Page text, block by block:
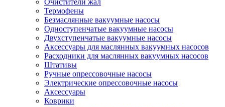
Очистители жал
Термофены
Безмаслянные вакуумные насосы
Одноступенчатые вакуумные насосы
Двухступенчатые вакуумные насосы
Аксессуары для маслянных вакуумных насосов
Расходники для маслянных вакуумных насосов
Штативы
Ручные опрессовочные насосы
Электрические опрессовочные насосы
Аксессуары
Коврики